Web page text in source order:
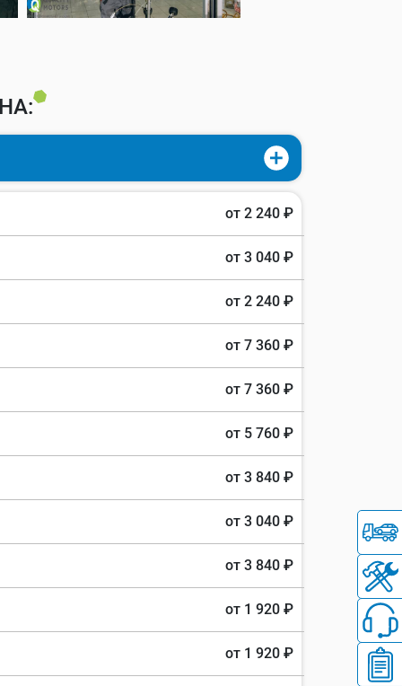
от 2 240 ₽
от 3 040 ₽
от 2 240 ₽
от 7 360 ₽
от 7 360 ₽
от 5 760 ₽
от 3 840 ₽
от 3 040 ₽
от 3 840 ₽
от 1 920 ₽
от 1 920 ₽